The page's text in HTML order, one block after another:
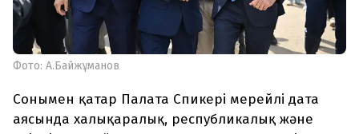
Фото: А.Байжұманов
Сонымен қатар Палата Спикері мерейлі дата
аясында халықаралық, республикалық және